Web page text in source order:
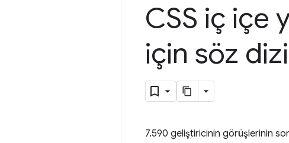
CSS iç içe
için söz
7.590 geliştiricinin görüşlerinin